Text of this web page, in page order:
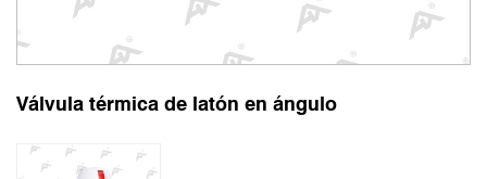
Válvula térmica de latón en ángulo